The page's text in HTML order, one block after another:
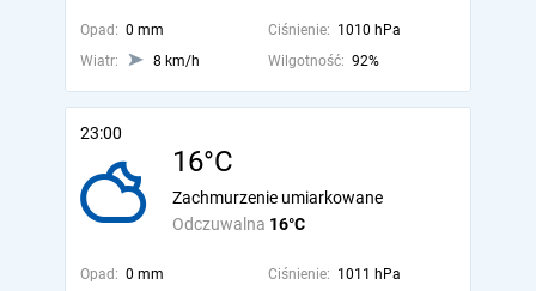
Opad: 0 mm Ciśnienie: 1010 hPa
Wiatr:
8 km/h Wilgotność: 92%
23:00
16°C
Odczuwalna 16°C
Zachmurzenie umiarkowane
Opad: 0 mm Ciśnienie: 1011 hPa